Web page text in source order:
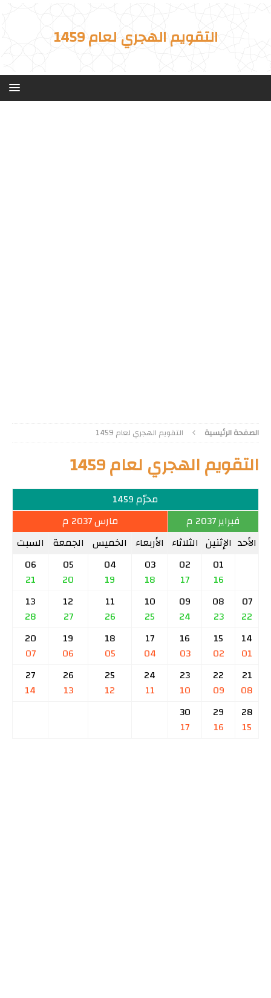
التقويم الهجري لعام 1459
الصفحة الرئيسية التقويم الهجري لعام 1459
التقويم الهجري لعام 1459
محرّم 1459
فبراير 2037 م
مارس 2037 م
الأحد الإثنين الثلاثاء الأربعاء الخميس الجمعة السبت
01
16
02
17
03
18
04
19
05
20
06
21
07
22
08
23
09
24
10
25
11
26
12
27
13
28
14
01
15
02
16
03
17
04
18
05
19
06
20
07
21
08
22
09
23
10
24
11
25
12
26
13
27
14
28
15
29
16
30
17